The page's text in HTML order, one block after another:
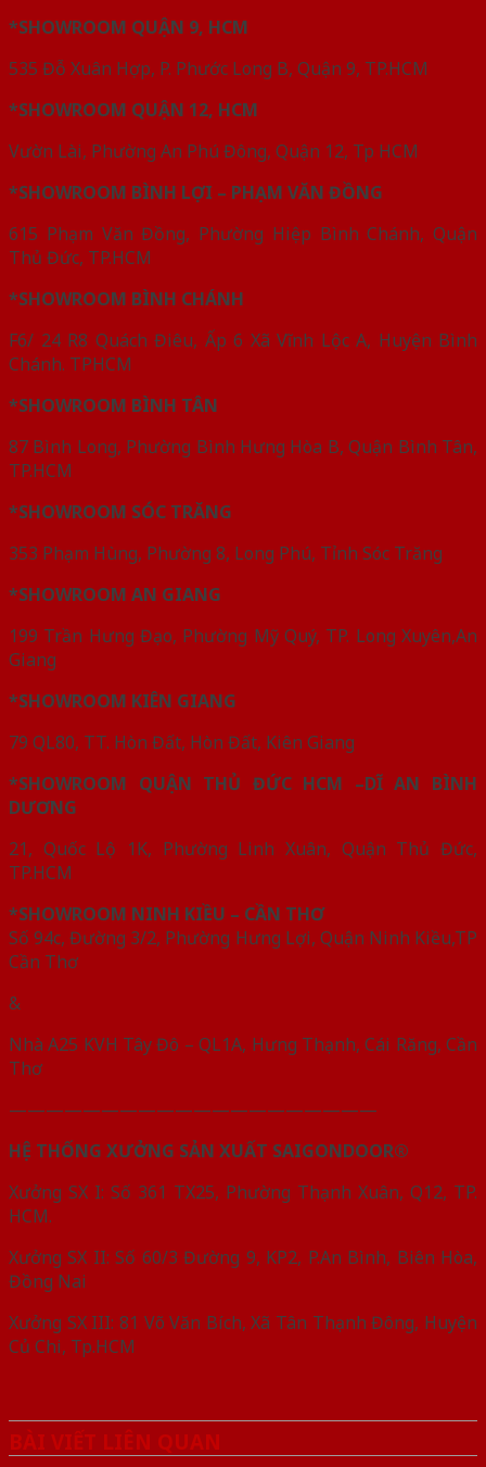
*SHOWROOM QUẬN 9, HCM
535 Đỗ Xuân Hợp, P. Phước Long B, Quận 9, TP.HCM
*SHOWROOM QUẬN 12, HCM
Vườn Lài, Phường An Phú Đông, Quận 12, Tp HCM
*SHOWROOM BÌNH LỢI – PHẠM VĂN ĐỒNG
615 Phạm Văn Đồng, Phường Hiệp Bình Chánh, Quận
Thủ Đức, TP.HCM
*SHOWROOM BÌNH CHÁNH
F6/ 24 R8 Quách Điêu, Ấp 6 Xã Vĩnh Lộc A, Huyện Bình
Chánh. TPHCM
*SHOWROOM BÌNH TÂN
87 Bình Long, Phường Bình Hưng Hòa B, Quận Bình Tân,
TP.HCM
*SHOWROOM SÓC TRĂNG
353 Phạm Hùng, Phường 8, Long Phú, Tỉnh Sóc Trăng
*SHOWROOM AN GIANG
199 Trần Hưng Đạo, Phường Mỹ Quý, TP. Long Xuyên,An
Giang
*SHOWROOM KIÊN GIANG
79 QL80, TT. Hòn Đất, Hòn Đất, Kiên Giang
*SHOWROOM QUẬN THỦ ĐỨC HCM –DĨ AN BÌNH
DƯƠNG
21, Quốc Lộ 1K, Phường Linh Xuân, Quận Thủ Đức,
TP.HCM
*SHOWROOM NINH KIỀU – CẦN THƠ
Số 94c, Đường 3/2, Phường Hưng Lợi, Quận Ninh Kiều,TP
Cần Thơ
&
Nhà A25 KVH Tây Đô – QL1A, Hưng Thạnh, Cái Răng, Cần
Thơ
————————————————————
HỆ THỐNG XƯỞNG SẢN XUẤT SAIGONDOOR®
Xưởng SX I: Số 361 TX25, Phường Thạnh Xuân, Q12, TP.
HCM.
Xưởng SX II: Số 60/3 Đường 9, KP2, P.An Bình, Biên Hòa,
Đồng Nai
Xưởng SX III: 81 Võ Văn Bích, Xã Tân Thạnh Đông, Huyện
Củ Chi, Tp.HCM
BÀI VIẾT LIÊN QUAN